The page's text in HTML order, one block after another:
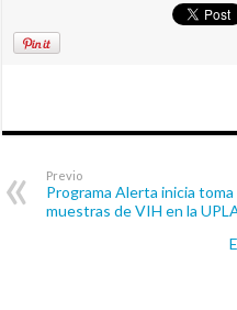
Previo
Programa Alerta inicia toma
muestras de VIH en la